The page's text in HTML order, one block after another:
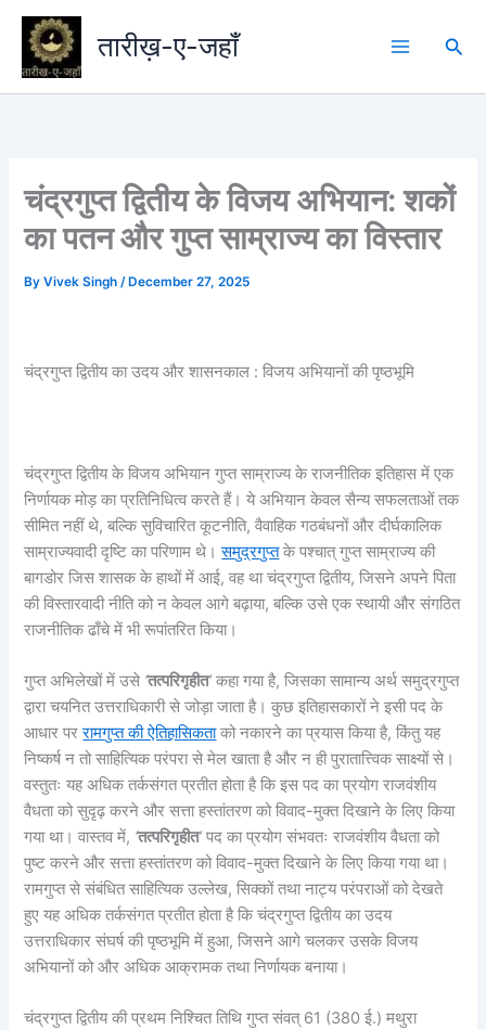
Skip
content
तारीख़-ए-जहाँ
चंद्रगुप्त द्वितीय के विजय अभियान: शकों
का पतन और गुप्त साम्राज्य का विस्तार
ByVivek Singh/ December 27, 2025
चंद्रगुप्त द्वितीय का उदय और शासनकाल : विजय अभियानों की पृष्ठभूमि
चंद्रगुप्त द्वितीय के विजय अभियान गुप्त साम्राज्य के राजनीतिक इतिहास में एक
निर्णायक मोड़ का प्रतिनिधित्व करते हैं। ये अभियान केवल सैन्य सफलताओं तक
सीमित नहीं थे, बल्कि सुविचारित कूटनीति, वैवाहिक गठबंधनों और दीर्घकालिक
साम्राज्यवादी दृष्टि का परिणाम थे।समुद्रगुप्तके पश्चात् गुप्त साम्राज्य की
बागडोर जिस शासक के हाथों में आई, वह था चंद्रगुप्त द्वितीय, जिसने अपने पिता
की विस्तारवादी नीति को न केवल आगे बढ़ाया, बल्कि उसे एक स्थायी और संगठित
राजनीतिक ढाँचे में भी रूपांतरित किया।
गुप्त अभिलेखों में उसे ‘तत्परिगृहीत’ कहा गया है, जिसका सामान्य अर्थ समुद्रगुप्त
द्वारा चयनित उत्तराधिकारी से जोड़ा जाता है। कुछ इतिहासकारों ने इसी पद के
आधार पररामगुप्त की ऐतिहासिकताको नकारने का प्रयास किया है, किंतु यह
निष्कर्ष न तो साहित्यिक परंपरा से मेल खाता है और न ही पुरातात्त्विक साक्ष्यों से।
वस्तुतः यह अधिक तर्कसंगत प्रतीत होता है कि इस पद का प्रयोग राजवंशीय
वैधता को सुदृढ़ करने और सत्ता हस्तांतरण को विवाद-मुक्त दिखाने के लिए किया
गया था। वास्तव में, ‘तत्परिगृहीत’ पद का प्रयोग संभवतः राजवंशीय वैधता को
पुष्ट करने और सत्ता हस्तांतरण को विवाद-मुक्त दिखाने के लिए किया गया था।
रामगुप्त से संबंधित साहित्यिक उल्लेख, सिक्कों तथा नाट्य परंपराओं को देखते
हुए यह अधिक तर्कसंगत प्रतीत होता है कि चंद्रगुप्त द्वितीय का उदय
उत्तराधिकार संघर्ष की पृष्ठभूमि में हुआ, जिसने आगे चलकर उसके विजय
अभियानों को और अधिक आक्रामक तथा निर्णायक बनाया।
चंद्रगुप्त द्वितीय की प्रथम निश्चित तिथि गुप्त संवत् 61 (380 ई.) मथुरा